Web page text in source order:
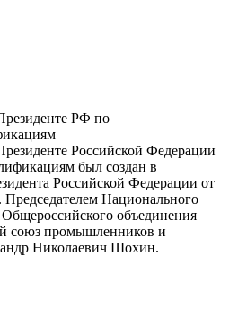
РФ по
Российской Федерации
был создан в
Российской Федерации от
Национального
Общероссийского объединения
союз промышленников и
Николаевич Шохин.